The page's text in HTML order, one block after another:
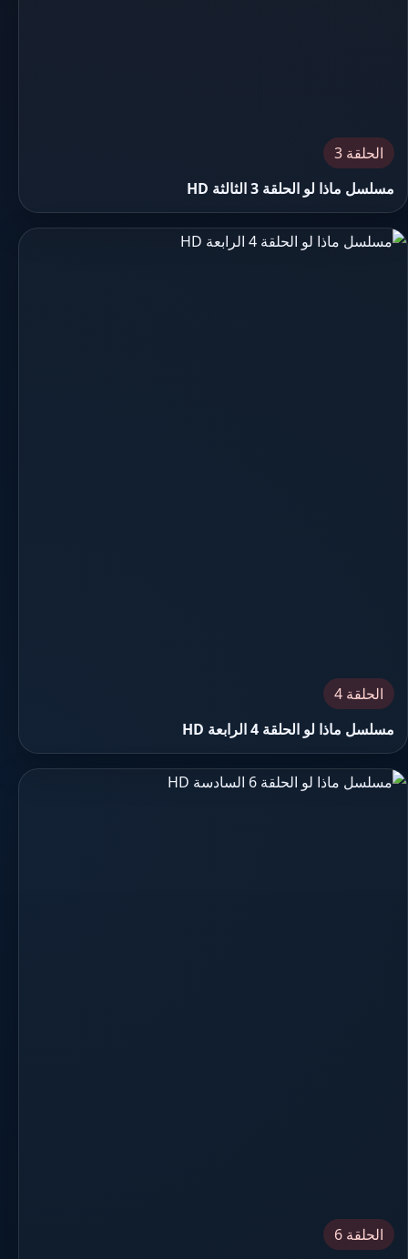
الحلقة 3
مسلسل ماذا لو الحلقة 3 الثالثة HD
الحلقة 4
مسلسل ماذا لو الحلقة 4 الرابعة HD
الحلقة 6